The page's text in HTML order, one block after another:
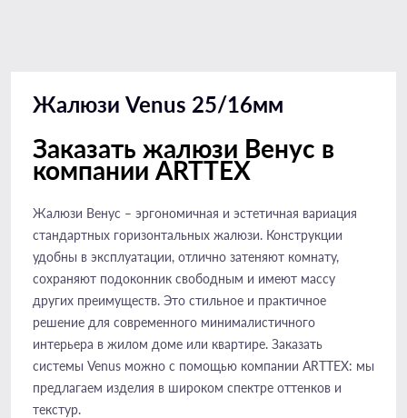
Жалюзи Venus 25/16мм
Заказать жалюзи Венус в
компании ARTTEX
Жалюзи Венус – эргономичная и эстетичная вариация
стандартных горизонтальных жалюзи. Конструкции
удобны в эксплуатации, отлично затеняют комнату,
сохраняют подоконник свободным и имеют массу
других преимуществ. Это стильное и практичное
решение для современного минималистичного
интерьера в жилом доме или квартире. Заказать
системы Venus можно с помощью компании ARTTEX: мы
предлагаем изделия в широком спектре оттенков и
текстур.